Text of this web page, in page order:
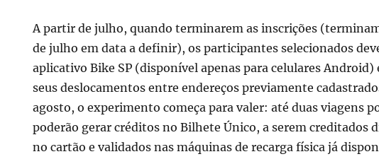
A partir de julho, quando terminarem as inscrições
de julho em data a definir), os participantes selecionados
aplicativo Bike SP (disponível apenas para celulares Android)
seus deslocamentos entre endereços previamente
agosto, o experimento começa para valer: até duas viagens
poderão gerar créditos no Bilhete Único, a serem creditados
no cartão e validados nas máquinas de recarga física já